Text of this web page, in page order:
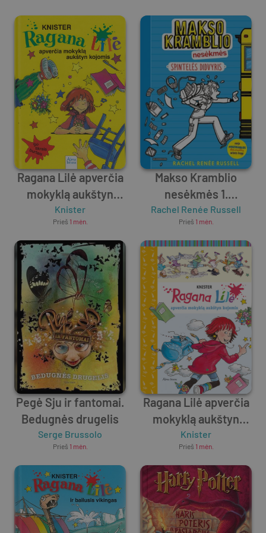
Ragana Lilė apverčia
mokyklą aukštyn
kojomis
Knister
Prieš 1 mėn.
Makso Kramblio
nesėkmės 1.
Spintelės didvyris
Rachel Renée Russell
Prieš 1 mėn.
Pegė Sju ir fantomai.
Bedugnės drugelis
Serge Brussolo
Prieš 1 mėn.
Ragana Lilė apverčia
mokyklą aukštyn
kojomis
Knister
Prieš 1 mėn.